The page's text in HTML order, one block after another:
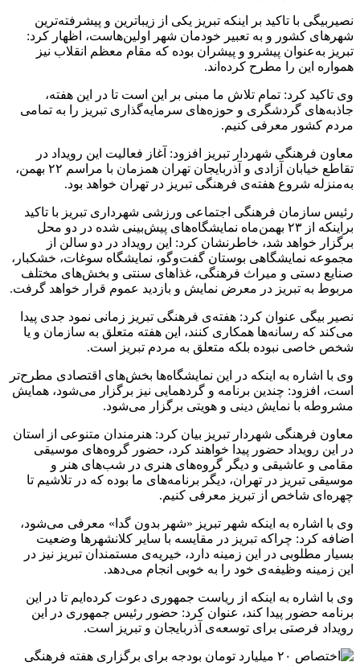
نصیربیگی با تاکید بر اینکه تبریز یکی از زیباترین و پیشرفته‌ترین
شهرهای کشور و به تعبیر خودمان شهر اولین‌هاست، اظهار کرد:
تبریز به‌عنوان پیشرو و پیشران بوده که مقام معظم انقلاب نیز
همواره این را مطرح کرده‌اند.
وی تاکید کرد: تمام تلاش ما مبنی بر این است تا در این هفته،
جاذبه‌های گردشگری و حوزه‌های سرمایه‌گذاری تبریز را به‌ تمامی
مردم کشور معرفی کنیم.
معاون فرهنگی شهردار تبریز افزود: آغاز فعالیت این رویداد در
تقاطع خیابان آزادی و آذربایجان تهران همزمان با مراسم ۲۲ بهمن‌،
به‌منزله شروع هفته‌ی فرهنگی تبریز در تهران خواهد بود.
رئیس سازمان فرهنگی اجتماعی ورزشی شهرداری تبریز با تاکید
براینکه از ۲۳ بهمن‌ماه نمایشگاه‌های پیش‌بینی شده در دو محل
برگزار خواهد شد، خاطرنشان کرد: این رویداد در دو سالن از
مجموعه نمایشگاهی بوستان گفت‌وگو، نمایشگاه سوغات، خشکبار،
صنایع دستی و میراث فرهنگی، غذاهای سنتی و بخش‌های مختلف
مربوط به تبریز در معرض نمایش و بازدید عموم قرار خواهد گرفت.
نصیر بیگی عنوان کرد: هفته‌ی فرهنگی تبریز زمانی نمود جدی پیدا
می‌کند که رسانه‌ها همکاری کنند، این هفته متعلق به سازمان و یا
شخص خاصی نبوده بلکه متعلق به مردم تبریز است.
وی با اشاره به اینکه در این نمایشگاه‌ها بخش‌های اقتصادی مطرح‌تر
است، افزود: چندین برنامه و گردهمایی نیز برگزار می‌شود، همایش
مشروطه با نمایش دینی و هویتی برگزار می‌شود.
معاون فرهنگی شهردار تبریز بیان کرد: هنرمندان متنوعی از استان
در این رویداد حضور پیدا خواهند کرد، حضور گروه‌های موسیقی
مقامی و عاشیقی و دیگر گروه‌های هنری در شب‌های هنر و
موسیقی تبریز در تهران، دیگر برنامه‌های ما بوده که در تلاشیم تا
چهره‌ای شاخص از تبریز معرفی کنیم.
وی با اشاره به اینکه شهر تبریز «شهر بدون گدا» معرفی می‌شود،
اضافه کرد: چراکه تبریز در مقایسه با سایر کلانشهرها وضعیت
بسیار مطلوبی در این زمینه‌ دارد، خیریه‌ی مستمندان تبریز نیز در
این زمینه وظیفه‌ی خود را به خوبی انجام می‌دهد.
وی با اشاره به اینکه از ریاست جمهوری دعوت کرده‌ایم تا در این
برنامه حضور پیدا کند، عنوان کرد: حضور رئیس جمهوری در این
رویداد فرصتی برای توسعه‌ی آذربایجان و تبریز است.